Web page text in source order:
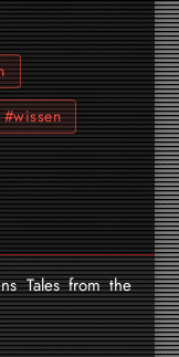
#wissen
Tales from the